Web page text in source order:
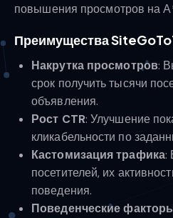
повышения просмотров на
Преимущества
Накрутка просмотров:
срок получить тысячи
объявления.
Рост CTR: Улучшение
кликабельности по
Кастомизация трафика:
посетителей, их
поведения.
Поведенческие